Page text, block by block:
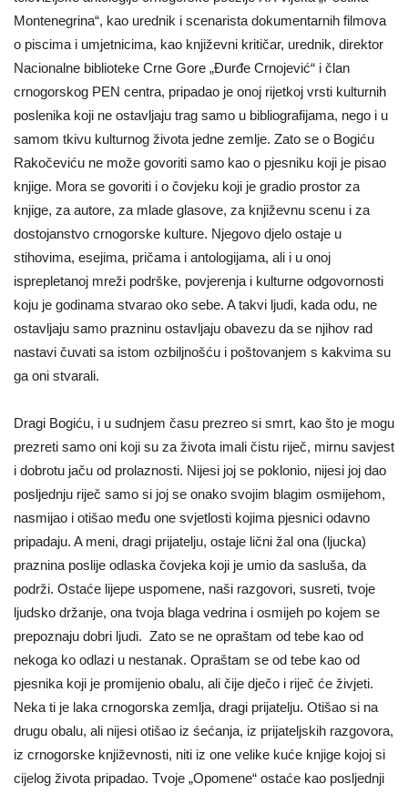
Montenegrina“, kao urednik i scenarista dokumentarnih filmova
o piscima i umjetnicima, kao književni kritičar, urednik, direktor
Nacionalne biblioteke Crne Gore „Đurđe Crnojević“ i član
crnogorskog PEN centra, pripadao je onoj rijetkoj vrsti kulturnih
poslenika koji ne ostavljaju trag samo u bibliografijama, nego i u
samom tkivu kulturnog života jedne zemlje. Zato se o Bogiću
Rakočeviću ne može govoriti samo kao o pjesniku koji je pisao
knjige. Mora se govoriti i o čovjeku koji je gradio prostor za
knjige, za autore, za mlade glasove, za književnu scenu i za
dostojanstvo crnogorske kulture. Njegovo djelo ostaje u
stihovima, esejima, pričama i antologijama, ali i u onoj
isprepletanoj mreži podrške, povjerenja i kulturne odgovornosti
koju je godinama stvarao oko sebe. A takvi ljudi, kada odu, ne
ostavljaju samo prazninu ostavljaju obavezu da se njihov rad
nastavi čuvati sa istom ozbiljnošću i poštovanjem s kakvima su
ga oni stvarali.
Dragi Bogiću, i u sudnjem času prezreo si smrt, kao što je mogu
prezreti samo oni koji su za života imali čistu riječ, mirnu savjest
i dobrotu jaču od prolaznosti. Nijesi joj se poklonio, nijesi joj dao
posljednju riječ samo si joj se onako svojim blagim osmijehom,
nasmijao i otišao među one svjetlosti kojima pjesnici odavno
pripadaju. A meni, dragi prijatelju, ostaje lični žal ona (ljucka)
praznina poslije odlaska čovjeka koji je umio da sasluša, da
podrži. Ostaće lijepe uspomene, naši razgovori, susreti, tvoje
ljudsko držanje, ona tvoja blaga vedrina i osmijeh po kojem se
prepoznaju dobri ljudi. Zato se ne opraštam od tebe kao od
nekoga ko odlazi u nestanak. Opraštam se od tebe kao od
pjesnika koji je promijenio obalu, ali čije dječo i riječ će živjeti.
Neka ti je laka crnogorska zemlja, dragi prijatelju. Otišao si na
drugu obalu, ali nijesi otišao iz śećanja, iz prijateljskih razgovora,
iz crnogorske književnosti, niti iz one velike kuće knjige kojoj si
cijelog života pripadao. Tvoje „Opomene“ ostaće kao posljednji